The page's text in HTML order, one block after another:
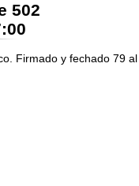
502
Firmado y fechado 79